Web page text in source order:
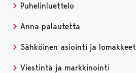
Puhelinluettelo
Anna palautetta
Sähköinen asiointi ja lomakkeet
Viestintä ja markkinointi